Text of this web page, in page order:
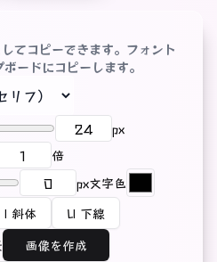
てコピーできます。フォント
ードにコピーします。
px
倍
px文字色
I 斜体
U 下線
画像を作成